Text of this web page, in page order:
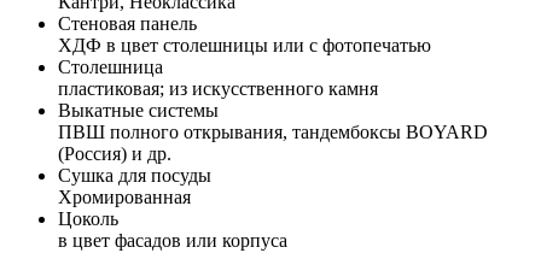
Стеновая панель
ХДФ в цвет столешницы или с фотопечатью
Столешница
пластиковая; из искусственного камня
Выкатные системы
ПВШ полного открывания, тандембоксы BOYARD
(Россия) и др.
Сушка для посуды
Хромированная
Цоколь
в цвет фасадов или корпуса